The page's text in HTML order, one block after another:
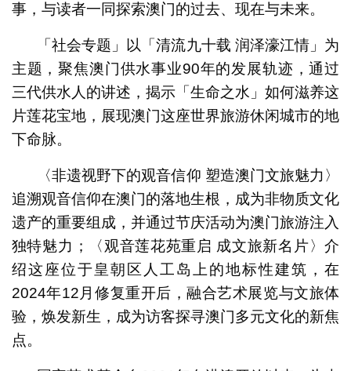
事，与读者一同探索澳门的过去、现在与未来。
「社会专题」以「清流九十载 润泽濠江情」为
主题，聚焦澳门供水事业90年的发展轨迹，通过
三代供水人的讲述，揭示「生命之水」如何滋养这
片莲花宝地，展现澳门这座世界旅游休闲城市的地
下命脉。
〈非遗视野下的观音信仰 塑造澳门文旅魅力〉
追溯观音信仰在澳门的落地生根，成为非物质文化
遗产的重要组成，并通过节庆活动为澳门旅游注入
独特魅力；〈观音莲花苑重启 成文旅新名片〉介
绍这座位于皇朝区人工岛上的地标性建筑，在
2024年12月修复重开后，融合艺术展览与文旅体
验，焕发新生，成为访客探寻澳门多元文化的新焦
点。